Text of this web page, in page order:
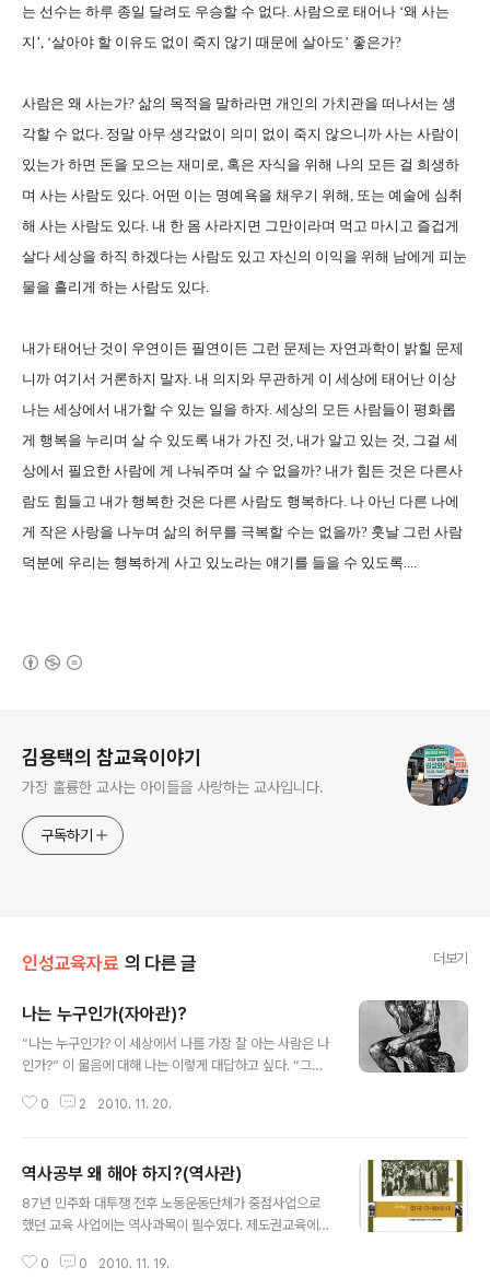
는 선수는 하루 종일 달려도 우승할 수 없다. 사람으로 태어나 ‘왜 사는
지’, ‘살아야 할 이유도 없이 죽지 않기 때문에 살아도’ 좋은가?
사람은 왜 사는가? 삶의 목적을 말하라면 개인의 가치관을 떠나서는 생
각할 수 없다. 정말 아무 생각없이 의미 없이 죽지 않으니까 사는 사람이
있는가 하면 돈을 모으는 재미로, 혹은 자식을 위해 나의 모든 걸 희생하
며 사는 사람도 있다. 어떤 이는 명예욕을 채우기 위해, 또는 예술에 심취
해 사는 사람도 있다. 내 한 몸 사라지면 그만이라며 먹고 마시고 즐겁게
살다 세상을 하직 하겠다는 사람도 있고 자신의 이익을 위해 남에게 피눈
물을 흘리게 하는 사람도 있다.
내가 태어난 것이 우연이든 필연이든 그런 문제는 자연과학이 밝힐 문제
니까 여기서 거론하지 말자. 내 의지와 무관하게 이 세상에 태어난 이상
나는 세상에서 내가할 수 있는 일을 하자. 세상의 모든 사람들이 평화롭
게 행복을 누리며 살 수 있도록 내가 가진 것, 내가 알고 있는 것, 그걸 세
상에서 필요한 사람에 게 나눠주며 살 수 없을까? 내가 힘든 것은 다른사
람도 힘들고 내가 행복한 것은 다른 사람도 행복하다. 나 아닌 다른 나에
게 작은 사랑을 나누며 삶의 허무를 극복할 수는 없을까? 훗날 그런 사람
덕분에 우리는 행복하게 사고 있노라는 얘기를 들을 수 있도록....
김용택의 참교육이야기
가장 훌륭한 교사는 아이들을 사랑하는 교사입니다.
구독하기
인성교육자료 의 다른 글 더보기
나는 누구인가(자아관)?
“나는 누구인가? 이 세상에서 나를 가장 잘 아는 사람은 나
인가?” 이 물음에 대해 나는 이렇게 대답하고 싶다. “그렇
이 어디 있는가?”라고 힐난(詰難)할지 모르지만 그건 사실
자신’이기 때문이다. 세상을 살다보면 좋은 사람도 있고 미
운 사람도 있기 마련이다. 그런데 세상에는 ‘준 것 없이 미
운 사람’이 있다고들 한다. 그 ‘준 것 없이 미운 사람’은 누굴
신의 약점을 가장 많이 닮은 사람‘이라고 풀이한다. "나는
0 2 2010. 11. 20.
역사공부 왜 해야 하지?(역사관)
87년 민주화 대투쟁 전후 노동운동단체가 중점사업으로
했던 교육 사업에는 역사과목이 필수였다. 제도권교육에서
철학, 경제, 역사, 노동법과 같이 세상을 볼 줄 아는 안목과
0 0 2010. 11. 19.